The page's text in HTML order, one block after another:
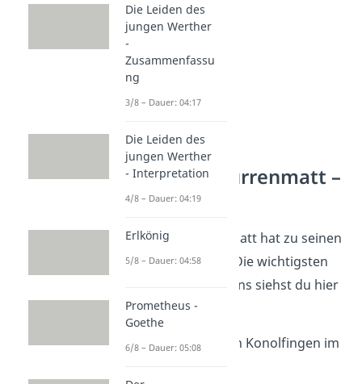
Friedrich Dürrenmatt –
Biografie
Friedrich Dürrenmatt hat zu seinen
Zeiten viel erlebt. Die wichtigsten
Daten seines Lebens siehst du hier
auf einen Blick:
1921:Geburt in Konolfingen im
Die Leiden des
jungen Werther
-
Zusammenfassu
ng
3/8 – Dauer: 04:17
Die Leiden des
jungen Werther
- Interpretation
4/8 – Dauer: 04:19
Erlkönig
5/8 – Dauer: 04:58
Prometheus -
Goethe
6/8 – Dauer: 05:08